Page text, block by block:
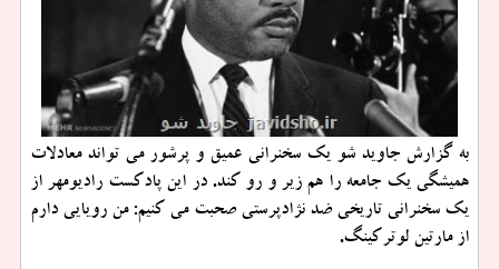
به گزارش جاوید شو یك سخنرانی عمیق و پرشور می تواند معادلات
همیشگی یك جامعه را هم زیر و رو كند. در این پادكست رادیومهر از
یك سخنرانی تاریخی ضد نژادپرستی صحبت می كنیم: من رویایی دارم
از مارتین لوتركینگ.